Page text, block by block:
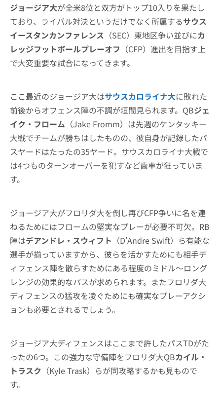
ジョージア大が全米8位と双方がトップ10入りを果たし
ており、ライバル対決というだけでなく所属するサウス
イースタンカンファレンス （SEC）東地区争い並びにカ
レッジフットボールプレーオフ （CFP）進出を目指す上
で大変重要な試合になってきます。
ここ最近のジョージア大はサウスカロライナ大に敗れた
前後からオフェンス陣の不調が垣間見られます。QBジェ
イク・フローム （Jake Fromm）は先週のケンタッキー
大戦でチームが勝ちはしたものの、彼自身が記録したパ
スヤードはたったの35ヤード。サウスカロライナ大戦で
は4つものターンオーバーを犯すなど歯車が狂っていま
す。
ジョージア大がフロリダ大を倒し再びCFP争いに名を連
ねるためにはフロームの堅実なプレーが必要不可欠。RB
陣はデアンドレ・スウィフト （D’Andre Swift）ら有能な
選手が揃っていますから、彼らを活かすためにも相手デ
ィフェンス陣を散らすためにある程度のミドル〜ロング
レンジの効果的なパスが求められます。またフロリダ大
ディフェンスの猛攻を凌ぐためにも確実なプレーアクシ
ョンも必要とされるでしょう。
ジョージア大ディフェンスはここまで許したパスTDがた
ったの6つ。この強力な守備陣をフロリダ大QBカイル・
トラスク （Kyle Trask）らが同攻略するかも見もので
す。